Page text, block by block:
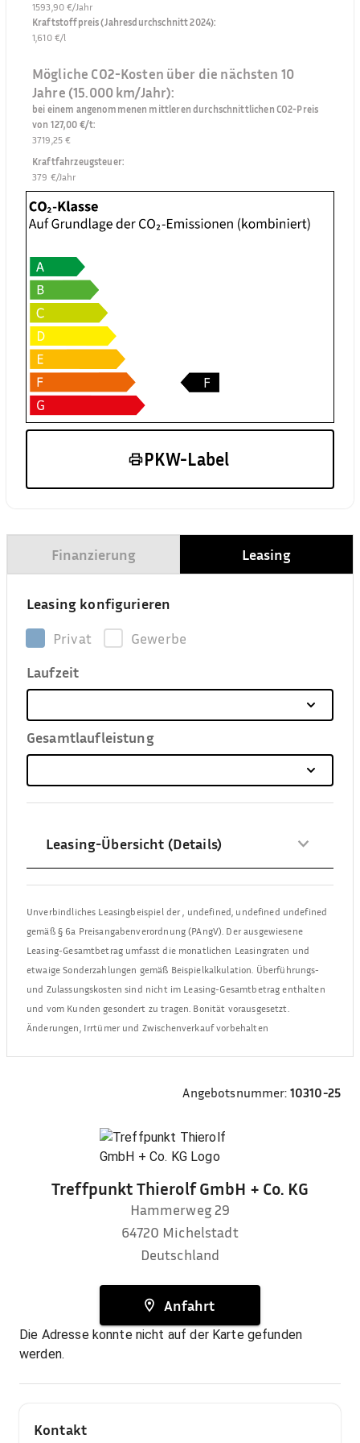
1593,90 €/Jahr
Kraftstoffpreis (Jahresdurchschnitt 2024):
1,610 €/l
Mögliche CO2-Kosten über die nächsten 10
Jahre (15.000 km/Jahr):
bei einem angenommenen mittleren durchschnittlichen CO2-Preis
von 127,00 €/t:
3719,25 €
Kraftfahrzeugsteuer:
379 €/Jahr
PKW-Label
Finanzierung Leasing
Leasing konfigurieren
Privat
Gewerbe
Laufzeit
Gesamtlaufleistung
Leasing-Übersicht (Details)
Unverbindliches Leasingbeispiel der, undefined, undefined undefined
gemäß § 6a Preisangabenverordnung (PAngV). Der ausgewiesene
Leasing-Gesamtbetrag umfasst die monatlichen Leasingraten und
etwaige Sonderzahlungen gemäß Beispielkalkulation. Überführungs-
und Zulassungskosten sind nicht im Leasing-Gesamtbetrag enthalten
und vom Kunden gesondert zu tragen. Bonität vorausgesetzt.
Änderungen, Irrtümer und Zwischenverkauf vorbehalten
Angebotsnummer: 10310-25
Treffpunkt Thierolf GmbH + Co. KG
Hammerweg 29
64720 Michelstadt
Deutschland
Anfahrt
Die Adresse konnte nicht auf der Karte gefunden
werden.
Kontakt